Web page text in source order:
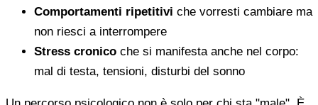
Comportamenti ripetitivi che vorresti cambiare ma
non riesci a interrompere
Stress cronico che si manifesta anche nel corpo:
mal di testa, tensioni, disturbi del sonno